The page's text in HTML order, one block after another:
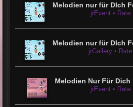
Melodien nur für DIch
jrEvent • Rate
Melodien nur für DIch
jrGallery • Rate
Melodien Nur Für Dich
jrEvent • Rate